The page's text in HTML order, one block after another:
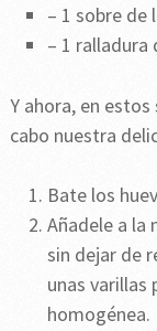
– 1 sobre de
– 1 ralladura
Y ahora, en
cabo nuestra
Bate los
Añadele a la
sin dejar de
unas varillas
homogénea.